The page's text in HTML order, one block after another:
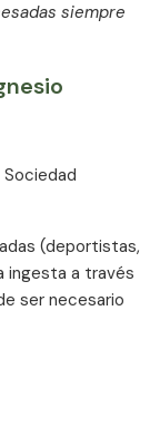
siempre
(deportistas,
ingesta a través
ser necesario